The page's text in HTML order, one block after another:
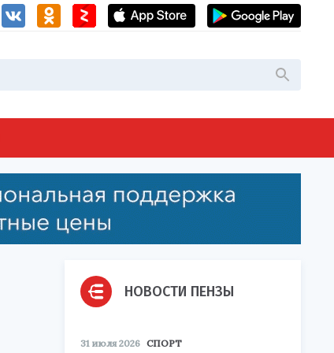
НОВОСТИ ПЕНЗЫ
31 июля 2026 СПОРТ